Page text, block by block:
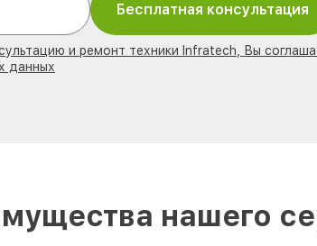
Бесплатная консультация
и ремонт техники Infratech, Вы
данных
нашего